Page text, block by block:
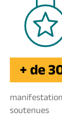
+ de
soutenues